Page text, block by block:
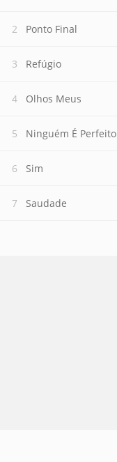
Ponto Final
Refúgio
Olhos Meus
Ninguém É Perfeito
Sim
Saudade